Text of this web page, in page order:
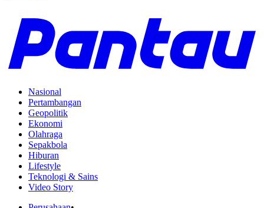
Nasional
Pertambangan
Geopolitik
Ekonomi
Olahraga
Sepakbola
Hiburan
Lifestyle
Teknologi & Sains
Video Story